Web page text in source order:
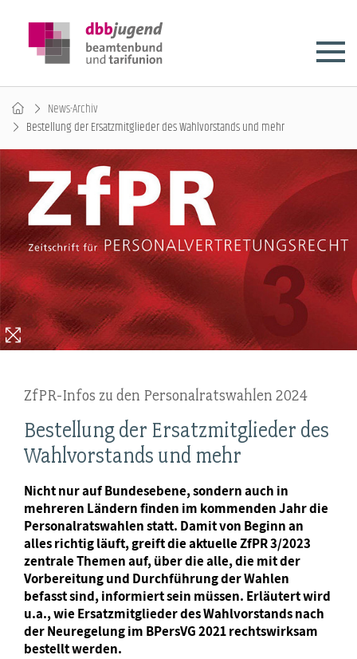
News-Archiv
Bestellung der Ersatzmitglieder des Wahlvorstands und mehr
ZfPR-Infos zu den Personalratswahlen 2024
Bestellung der Ersatzmitglieder des
Wahlvorstands und mehr
Nicht nur auf Bundesebene, sondern auch in
mehreren Ländern finden im kommenden Jahr die
Personalratswahlen statt. Damit von Beginn an
alles richtig läuft, greift die aktuelle ZfPR 3/2023
zentrale Themen auf, über die alle, die mit der
Vorbereitung und Durchführung der Wahlen
befasst sind, informiert sein müssen. Erläutert wird
u.a., wie Ersatzmitglieder des Wahlvorstands nach
der Neuregelung im BPersVG 2021 rechtswirksam
bestellt werden.